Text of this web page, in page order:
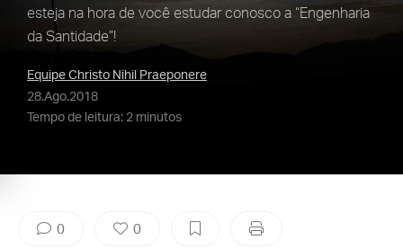
esteja na hora de você estudar conosco a “Engenharia
da Santidade”!
Equipe Christo Nihil Praeponere
28.Ago.2018
Tempo de leitura: 2 minutos
0 0